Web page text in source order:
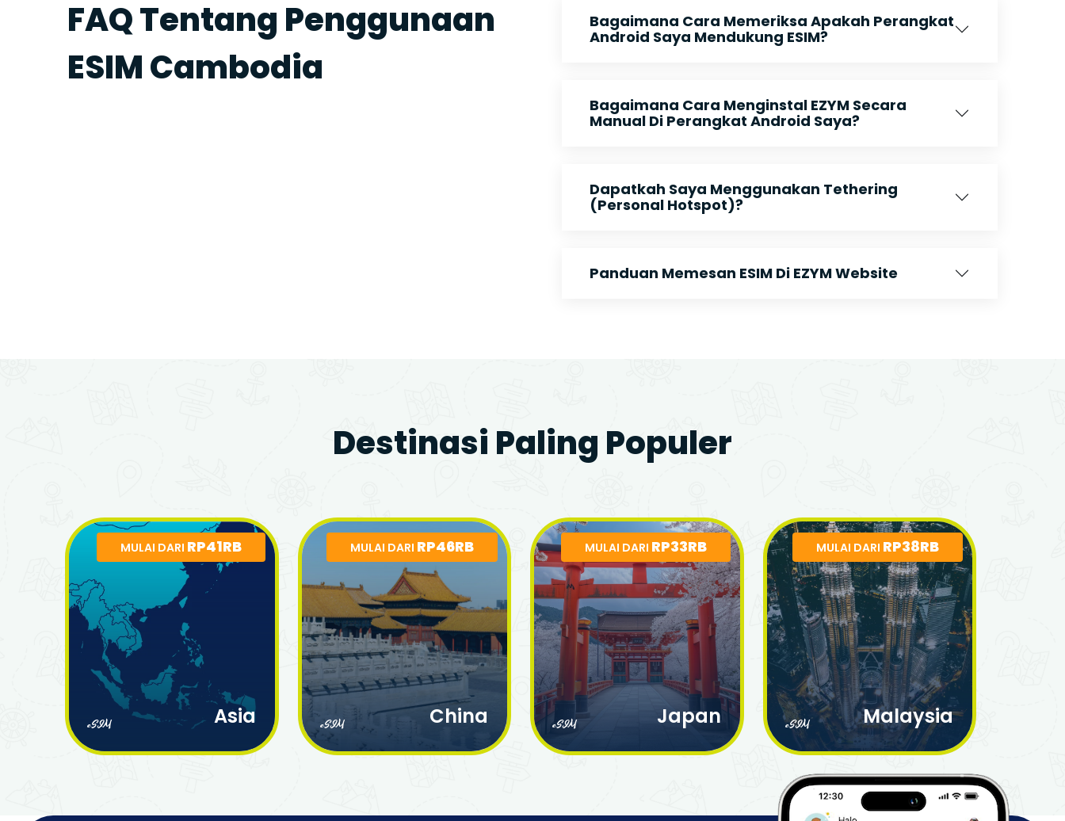
FAQ Tentang Penggunaan
ESIM Cambodia
Bagaimana Cara Memeriksa Apakah Perangkat
Android Saya Mendukung ESIM?
Bagaimana Cara Menginstal EZYM Secara
Manual Di Perangkat Android Saya?
Dapatkah Saya Menggunakan Tethering
(Personal Hotspot)?
Panduan Memesan ESIM Di EZYM Website
Destinasi Paling Populer
MULAI DARI RP41RB
eSIM Asia
MULAI DARI RP46RB
eSIM China
MULAI DARI RP33RB
eSIM Japan
MULAI DARI RP38RB
eSIM Malaysia